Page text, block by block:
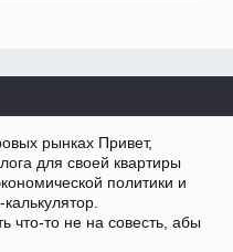
рынках Привет,
для своей квартиры
политики и
что-то не на совесть, абы